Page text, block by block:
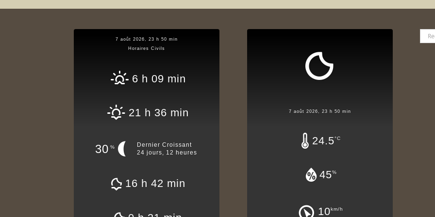
7 août 2026, 23 h 50 min
Horaires Civils
6 h 09 min
21 h 36 min
30 %
Dernier Croissant
24 jours, 12 heures
16 h 42 min
7 août 2026, 23 h 50 min
24.5°C
45%
10km/h